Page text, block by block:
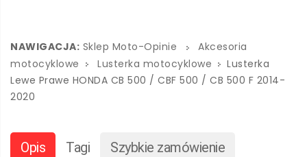
NAWIGACJA: Sklep Moto-Opinie
Akcesoria
motocyklowe
Lusterka motocyklowe
Lusterka
Lewe Prawe HONDA CB 500 / CBF 500 / CB 500 F 2014-
2020
Opis Tagi Szybkie zamówienie